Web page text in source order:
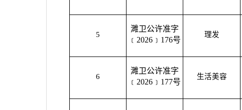
5
濉卫公许准字
﹝2026﹞176号
理发
6
濉卫公许准字
﹝2026﹞177号
生活美容